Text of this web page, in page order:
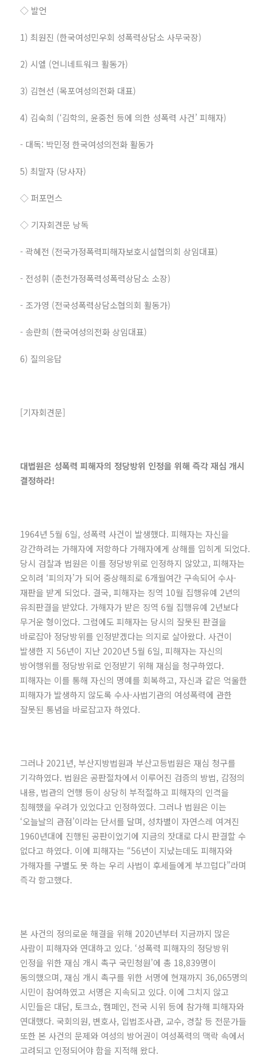
◇ 발언
1) 최원진 (한국여성민우회 성폭력상담소 사무국장)
2) 시엘 (언니네트워크 활동가)
3) 김현선 (목포여성의전화 대표)
4) 김숙희 (‘김학의, 윤중천 등에 의한 성폭력 사건’ 피해자)
- 대독: 박민정 한국여성의전화 활동가
5) 최말자 (당사자)
◇ 퍼포먼스
◇ 기자회견문 낭독
- 곽혜전 (전국가정폭력피해자보호시설협의회 상임대표)
- 전성휘 (춘천가정폭력성폭력상담소 소장)
- 조가영 (전국성폭력상담소협의회 활동가)
- 송란희 (한국여성의전화 상임대표)
6) 질의응답
[기자회견문]
대법원은 성폭력 피해자의 정당방위 인정을 위해 즉각 재심 개시
결정하라!
1964년 5월 6일, 성폭력 사건이 발생했다. 피해자는 자신을
강간하려는 가해자에 저항하다 가해자에게 상해를 입히게 되었다.
당시 검찰과 법원은 이를 정당방위로 인정하지 않았고, 피해자는
오히려 ‘피의자’가 되어 중상해죄로 6개월여간 구속되어 수사·
재판을 받게 되었다. 결국, 피해자는 징역 10월 집행유예 2년의
유죄판결을 받았다. 가해자가 받은 징역 6월 집행유예 2년보다
무거운 형이었다. 그럼에도 피해자는 당시의 잘못된 판결을
바로잡아 정당방위를 인정받겠다는 의지로 살아왔다. 사건이
발생한 지 56년이 지난 2020년 5월 6일, 피해자는 자신의
방어행위를 정당방위로 인정받기 위해 재심을 청구하였다.
피해자는 이를 통해 자신의 명예를 회복하고, 자신과 같은 억울한
피해자가 발생하지 않도록 수사·사법기관의 여성폭력에 관한
잘못된 통념을 바로잡고자 하였다.
그러나 2021년, 부산지방법원과 부산고등법원은 재심 청구를
기각하였다. 법원은 공판절차에서 이루어진 검증의 방법, 감정의
내용, 법관의 언행 등이 상당히 부적절하고 피해자의 인격을
침해했을 우려가 있었다고 인정하였다. 그러나 법원은 이는
‘오늘날의 관점’이라는 단서를 달며, 성차별이 자연스레 여겨진
1960년대에 진행된 공판이었기에 지금의 잣대로 다시 판결할 수
없다고 하였다. 이에 피해자는 “56년이 지났는데도 피해자와
가해자를 구별도 못 하는 우리 사법이 후세들에게 부끄럽다”라며
즉각 항고했다.
본 사건의 정의로운 해결을 위해 2020년부터 지금까지 많은
사람이 피해자와 연대하고 있다. ‘성폭력 피해자의 정당방위
인정을 위한 재심 개시 촉구 국민청원’에 총 18,839명이
동의했으며, 재심 개시 촉구를 위한 서명에 현재까지 36,065명의
시민이 참여하였고 서명은 지속되고 있다. 이에 그치지 않고
시민들은 대담, 토크쇼, 캠페인, 전국 시위 등에 참가해 피해자와
연대했다. 국회의원, 변호사, 입법조사관, 교수, 경찰 등 전문가들
또한 본 사건의 문제와 여성의 방어권이 여성폭력의 맥락 속에서
고려되고 인정되어야 함을 지적해 왔다.